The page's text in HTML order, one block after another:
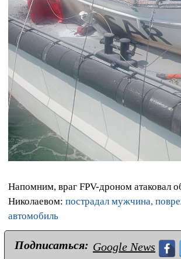
Напомним, враг FPV-дроном атаковал
Николаевом: пострадал мужчина,
автомобиль
Подписаться: Google News